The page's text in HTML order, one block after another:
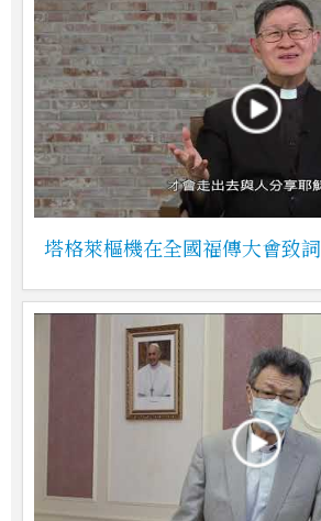
塔格萊樞機在全國福傳大會致詞